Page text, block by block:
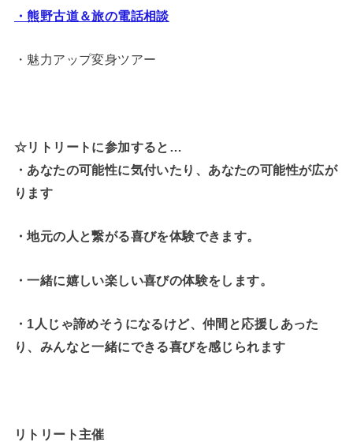
・熊野古道＆旅の電話相談
・魅力アップ変身ツアー
☆リトリートに参加すると…
・ あなたの可能性に気付いたり、あなたの可能性が広が
ります
・地元の人と繋がる喜びを体験できます。
・一緒に嬉しい楽しい喜びの体験をします。
・1人じゃ諦めそうになるけど、仲間と応援しあった
り、みんなと一緒にできる喜びを感じられます
リトリート主催